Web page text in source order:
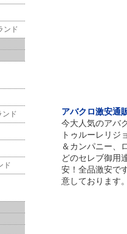
アバクロ激安通
今大人気のアバ
トゥルーレリジ
＆カンパニー、
どのセレブ御用
安！全品激安で
意しております
ンド
ンド
ド